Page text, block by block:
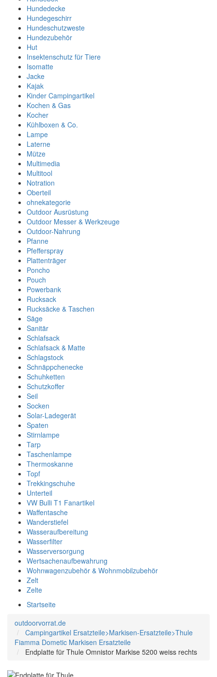
Hundedecke
Hundegeschirr
Hundeschutzweste
Hundezubehör
Hut
Insektenschutz für Tiere
Isomatte
Jacke
Kajak
Kinder Campingartikel
Kochen & Gas
Kocher
Kühlboxen & Co.
Lampe
Laterne
Mütze
Multimedia
Multitool
Notration
Oberteil
ohnekategorie
Outdoor Ausrüstung
Outdoor Messer & Werkzeuge
Outdoor-Nahrung
Pfanne
Pfefferspray
Plattenträger
Poncho
Pouch
Powerbank
Rucksack
Rucksäcke & Taschen
Säge
Sanitär
Schlafsack
Schlafsack & Matte
Schlagstock
Schnäppchenecke
Schuhketten
Schutzkoffer
Seil
Socken
Solar-Ladegerät
Spaten
Stirnlampe
Tarp
Taschenlampe
Thermoskanne
Topf
Trekkingschuhe
Unterteil
VW Bulli T1 Fanartikel
Waffentasche
Wanderstiefel
Wasseraufbereitung
Wasserfilter
Wasserversorgung
Wertsachenaufbewahrung
Wohnwagenzubehör & Wohnmobilzubehör
Zelt
Zelte
Startseite
outdoorvorrat.de
Campingartikel Ersatzteile>Markisen-Ersatzteile>Thule
Fiamma Dometic Markisen Ersatzteile
Endplatte für Thule Omnistor Markise 5200 weiss rechts